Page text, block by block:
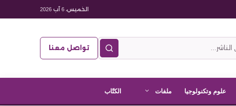
الخميس، 6 آب 2026
تواصل معنا
علوم وتكنولوجيا ملفات الكتّاب